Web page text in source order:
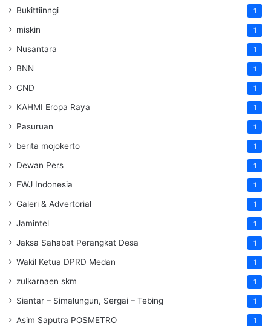
Bukittiinngi 1
miskin 1
Nusantara 1
BNN 1
CND 1
KAHMI Eropa Raya 1
Pasuruan 1
berita mojokerto 1
Dewan Pers 1
FWJ Indonesia 1
Galeri & Advertorial 1
Jamintel 1
Jaksa Sahabat Perangkat Desa 1
Wakil Ketua DPRD Medan 1
zulkarnaen skm 1
Siantar – Simalungun, Sergai – Tebing 1
Asim Saputra POSMETRO 1